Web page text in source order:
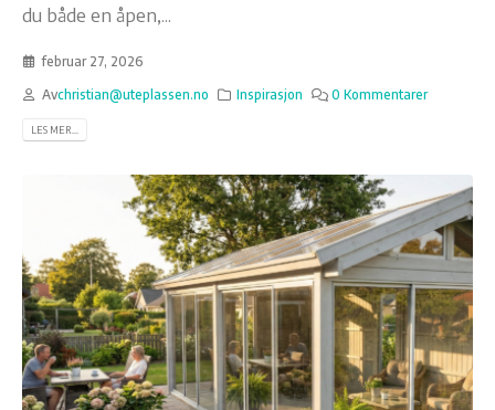
du både en åpen,...
februar 27, 2026
Avchristian@uteplassen.no Inspirasjon 0 Kommentarer
LES MER...